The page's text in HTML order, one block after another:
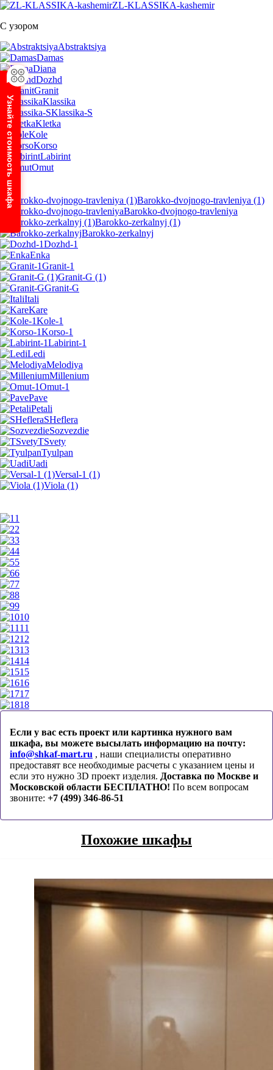
ZL-KLASSIKA-kashemir
С узором
Abstraktsiya
Damas
Diana
Dozhd
Granit
Klassika
Klassika-S
Kletka
Kole
Korso
Labirint
Omut
Barokko-dvojnogo-travleniya (1)
Barokko-dvojnogo-travleniya
Barokko-zerkalnyj (1)
Barokko-zerkalnyj
Dozhd-1
Enka
Granit-1
Granit-G (1)
Granit-G
Itali
Kare
Kole-1
Korso-1
Labirint-1
Ledi
Melodiya
Millenium
Omut-1
Pave
Petali
SHeflera
Sozvezdie
TSvety
Tyulpan
Uadi
Versal-1 (1)
Viola (1)
1
2
3
4
5
6
7
8
9
10
11
12
13
14
15
16
17
18
Если у вас есть проект или картинка нужного вам
шкафа, вы можете высылать информацию на почту:
info@shkaf-mart.ru , наши специалисты оперативно
предоставят все необходимые расчеты с указанием цены и
если это нужно 3D проект изделия. Доставка по Москве и
Московской области БЕСПЛАТНО! По всем вопросам
звоните: +7 (499) 346-86-51
Похожие шкафы
Узнайте стоимость шкафа